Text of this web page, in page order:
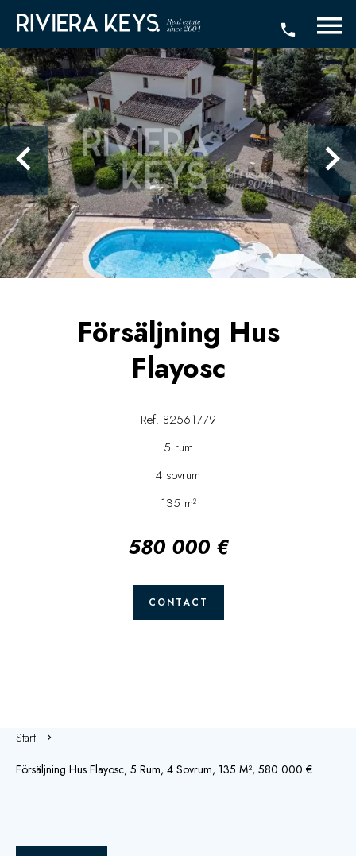
Försäljning Hus
Flayosc
Ref. 82561779
5 rum
4 sovrum
135 m²
580 000 €
CONTACT
Start
Försäljning Hus Flayosc, 5 Rum, 4 Sovrum, 135 M², 580 000 €